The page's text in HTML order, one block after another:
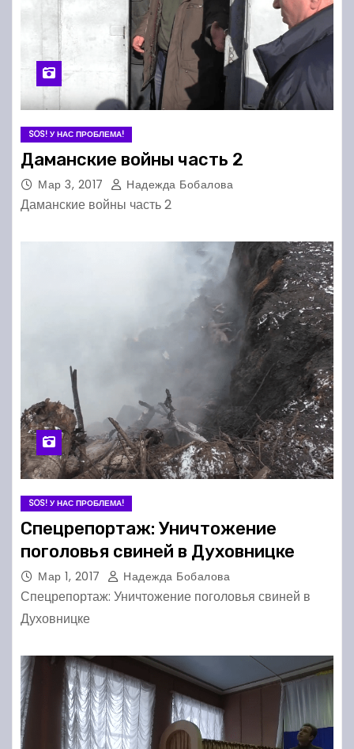
SOS! У НАС ПРОБЛЕМА!
Даманские войны часть 2
Мар 3, 2017 Надежда Бобалова
Даманские войны часть 2
SOS! У НАС ПРОБЛЕМА!
Спецрепортаж: Уничтожение
поголовья свиней в Духовницке
Мар 1, 2017 Надежда Бобалова
Спецрепортаж: Уничтожение поголовья свиней в
Духовницке